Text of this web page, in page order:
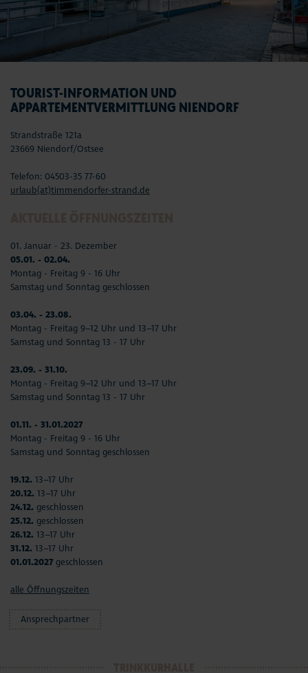
TOURIST-INFORMATION UND
APPARTEMENTVERMITTLUNG NIENDORF
Strandstraße 121a
23669 Niendorf/Ostsee
Telefon: 04503-35 77-60
urlaub(at)timmendorfer-strand.de
01. Januar - 23. Dezember
05.01. - 02.04.
Montag - Freitag 9 - 16 Uhr
Samstag und Sonntag geschlossen
03.04. - 23.08.
Montag - Freitag 9–12 Uhr und 13–17 Uhr
Samstag und Sonntag 13 - 17 Uhr
23.09. - 31.10.
Montag - Freitag 9–12 Uhr und 13–17 Uhr
Samstag und Sonntag 13 - 17 Uhr
01.11. - 31.01.2027
Montag - Freitag 9 - 16 Uhr
Samstag und Sonntag geschlossen
19.12. 13–17 Uhr
20.12. 13–17 Uhr
24.12. geschlossen
25.12. geschlossen
26.12. 13–17 Uhr
31.12. 13–17 Uhr
01.01.2027 geschlossen
alle Öffnungszeiten
Ansprechpartner